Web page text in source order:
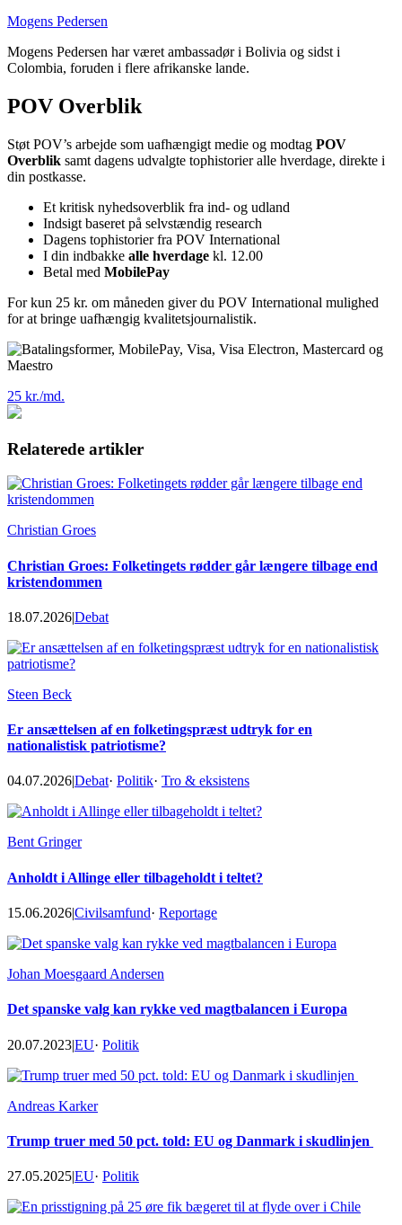
Mogens Pedersen
Mogens Pedersen har været ambassadør i Bolivia og sidst i
Colombia, foruden i flere afrikanske lande.
POV Overblik
Støt POV’s arbejde som uafhængigt medie og modtag POV
Overblik samt dagens udvalgte tophistorier alle hverdage, direkte i
din postkasse.
Et kritisk nyhedsoverblik fra ind- og udland
Indsigt baseret på selvstændig research
Dagens tophistorier fra POV International
I din indbakke alle hverdage kl. 12.00
Betal med MobilePay
For kun 25 kr. om måneden giver du POV International mulighed
for at bringe uafhængig kvalitetsjournalistik.
25 kr./md.
Relaterede artikler
Christian Groes
Christian Groes: Folketingets rødder går længere tilbage end
kristendommen
18.07.2026|Debat
Steen Beck
Er ansættelsen af en folketingspræst udtryk for en
nationalistisk patriotisme?
04.07.2026Debat· Politik· Tro & eksistens
Bent Gringer
Anholdt i Allinge eller tilbageholdt i teltet?
15.06.2026|Civilsamfund· Reportage
Johan Moesgaard Andersen
Det spanske valg kan rykke ved magtbalancen i Europa
20.07.2023|EU· Politik
Andreas Karker
Trump truer med 50 pct. told: EU og Danmark i skudlinjen
27.05.2025|EU· Politik